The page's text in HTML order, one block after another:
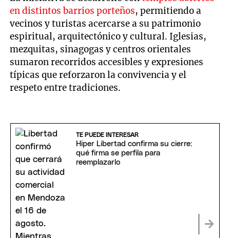
en distintos barrios porteños, permitiendo a
vecinos y turistas acercarse a su patrimonio
espiritual, arquitectónico y cultural. Iglesias,
mezquitas, sinagogas y centros orientales
sumaron recorridos accesibles y expresiones
típicas que reforzaron la convivencia y el
respeto entre tradiciones.
TE PUEDE INTERESAR
Hiper Libertad confirma su cierre:
qué firma se perfila para
reemplazarlo